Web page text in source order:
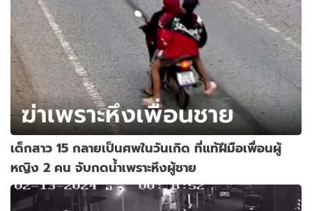
เด็กสาว 15 กลายเป็นศพในวันเกิด ที่แท้ฝีมือเพื่อนผู้
หญิง 2 คน จับกดน้ำเพราะหึงผู้ชาย